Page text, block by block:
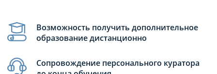
Возможность получить дополнительное
образование дистанционно
Сопровождение персонального куратора